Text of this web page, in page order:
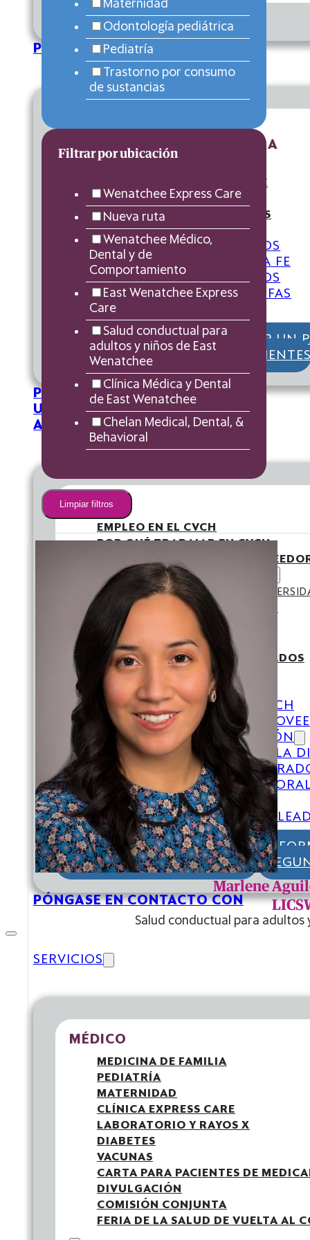
WIC
PACIENTES
INFORMACIÓN FINANCIERA
ESTIMACIÓN DE BUENA FE
FONDO HELPING HANDS
ESCALA MÓVIL DE TARIFAS
RECURSOS FINANCIEROS
ESTIMACIÓN DE BUENA FE
FONDO HELPING HANDS
ESCALA MÓVIL DE TARIFAS
PORTAL DEL PACIENTE REALIZAR UN
CITASTELESALUD PARA LOS
PROVEEDORES
UBICACIONES
ACERCA DE
EMPLEO
EMPLEO EN EL CVCH
POR QUÉ TRABAJAR EN CVCH
OPORTUNIDADES PARA
PROGRAMAS DE FORMACIÓN
DECLARACIÓN SOBRE LA
PRÁCTICAS DE DOCTORADO
RESIDENCIA POSDOCTORAL
FORMACIÓN RURAL
BENEFICIOS PARA LOS EMPLEADOS
EMPLEO EN EL CVCH
POR QUÉ TRABAJAR EN CVCH
OPORTUNIDADES PARA
PROGRAMAS DE FORMACIÓN
DECLARACIÓN SOBRE LA
PRÁCTICAS DE
RESIDENCIA POSDOCTORAL
FORMACIÓN RURAL
BENEFICIOS PARA LOS
NUESTRA HISTORIALIDERAZGO
DONACIONES COMUNITARIAS
PÓNGASE EN CONTACTO CON
SERVICIOS
MÉDICO
MEDICINA DE FAMILIA
PEDIATRÍA
MATERNIDAD
CLÍNICA EXPRESS CARE
LABORATORIO Y RAYOS X
DIABETES
VACUNAS
CARTA PARA PACIENTES DE
DIVULGACIÓN
COMISIÓN CONJUNTA
FERIA DE LA SALUD DE VUELTA AL
Maternidad
Odontología pediátrica
Pediatría
Trastorno por consumo
de sustancias
Filtrar por ubicación
Wenatchee Express Care
Nueva ruta
Wenatchee Médico,
Dental y de
Comportamiento
East Wenatchee Express
Care
Salud conductual para
adultos y niños de East
Wenatchee
Clínica Médica y Dental
de East Wenatchee
Chelan Medical, Dental, &
Behavioral
Limpiar filtros
Marlene
Salud conductual para adultos